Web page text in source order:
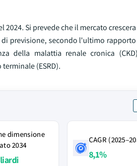
Si prevede che il mercato
di previsione, secondo l'ultimo
della malattia renale cronica
(ESRD).
dimensione
2034
CAGR
8,1%